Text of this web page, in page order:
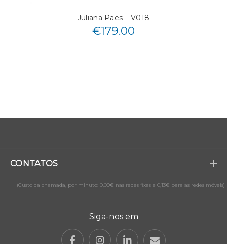
Juliana Paes – V018
€179.00
CONTATOS
(Custo da chamada, por minuto: 0,09€ nas redes fixas e 0,13€ para as redes móveis)
Siga-nos em